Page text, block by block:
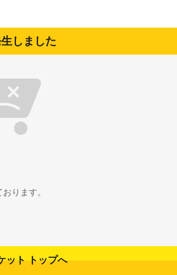
しました
ります。
ット トップへ